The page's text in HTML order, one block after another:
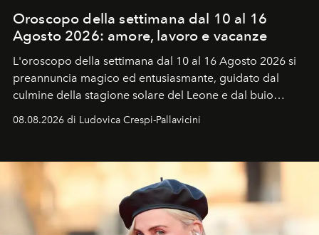
Oroscopo della settimana dal 10 al 16
Agosto 2026: amore, lavoro e vacanze
L'oroscopo della settimana dal 10 al 16 Agosto 2026 si
preannuncia magico ed entusiasmante, guidato dal
culmine della stagione solare del Leone e dal buio
ideale per la notte delle Perseidi.
08.08.2026 di Ludovica Crespi-Pallavicini